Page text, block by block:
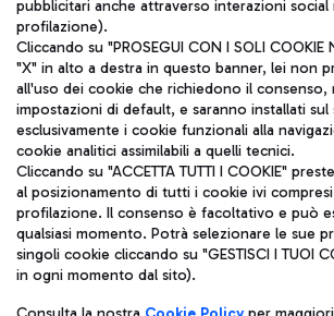
Aeroporti di Roma S.p.A. - Società soggetta a
coordinamento di Mundys S.p.A.
Codice fiscale e Registro delle Imprese di
IVA 06572251004
Capitale sociale 62.224.743,00 int. vers.
Sede legale: Via Pier Paolo Racchetti 1 -
telefono +39 06 65951
Privacy policy
Note legali
pubblicitari anche attraverso interazioni
profilazione).
Cliccando su "PROSEGUI CON I SOLI COOKIE
"X" in alto a destra in questo banner, lei non
all'uso dei cookie che richiedono il consenso,
impostazioni di default, e saranno installati
esclusivamente i cookie funzionali alla
cookie analitici assimilabili a quelli tecnici.
Cliccando su "ACCETTA TUTTI I COOKIE"
al posizionamento di tutti i cookie ivi
profilazione. Il consenso è facoltativo e può
qualsiasi momento. Potrà selezionare le sue
singoli cookie cliccando su "GESTISCI I TUOI
in ogni momento dal sito).